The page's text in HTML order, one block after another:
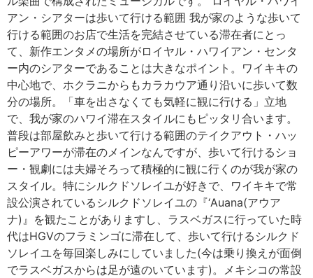
アン・シアターは歩いて行ける範囲 我が家のような歩いて
行ける範囲のお店で生活を完結させている滞在者にとっ
て、新作エンタメの場所がロイヤル・ハワイアン・センタ
ー内のシアターであることは大きなポイント。ワイキキの
中心地で、ホクラニからもカラカウア通り沿いに歩いて数
分の場所。「車を出さなくても気軽に観に行ける」立地
で、我が家のハワイ滞在スタイルにもピッタリ合います。
普段は部屋飲みと歩いて行ける範囲のテイクアウト・ハッ
ピーアワーが滞在のメインなんですが、歩いて行けるショ
ー・観劇には夫婦そろって積極的に観に行くのが我が家の
スタイル。特にシルクドソレイユが好きで、ワイキキで常
設公演されているシルクドソレイユの『‘Auana(アウア
ナ)』を観たことがありますし、ラスベガスに行っていた時
代はHGVのフラミンゴに滞在して、歩いて行けるシルクド
ソレイユを毎回楽しみにしていました(今は乗り換えが面倒
でラスベガスからは足が遠のいています)。メキシコの常設